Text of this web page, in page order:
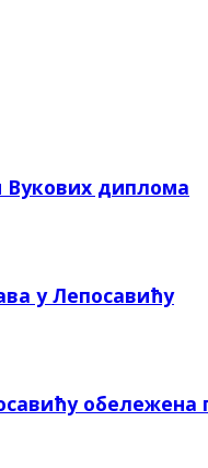
Вукових диплома
у Лепосавићу